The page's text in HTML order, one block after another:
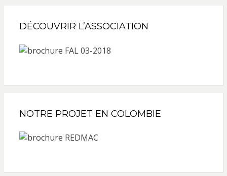
DÉCOUVRIR L’ASSOCIATION
NOTRE PROJET EN COLOMBIE